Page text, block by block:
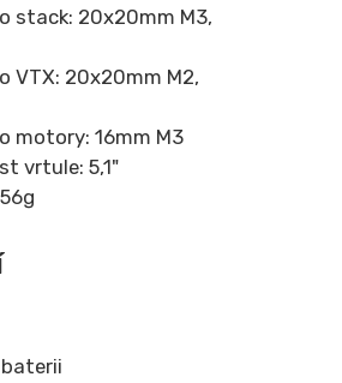
stack: 20x20mm M3,
VTX: 20x20mm M2,
motory: 16mm M3
vrtule: 5,1"